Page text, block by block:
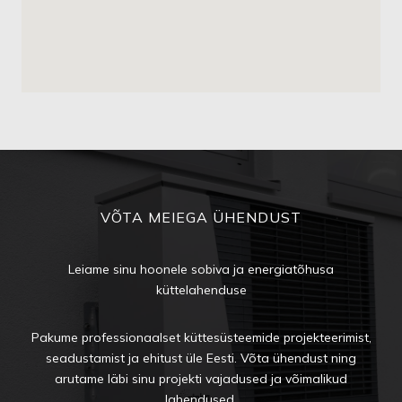
VÕTA MEIEGA ÜHENDUST
Leiame sinu hoonele sobiva ja energiatõhusa
küttelahenduse
Pakume professionaalset küttesüsteemide projekteerimist,
seadustamist ja ehitust üle Eesti. Võta ühendust ning
arutame läbi sinu projekti vajadused ja võimalikud